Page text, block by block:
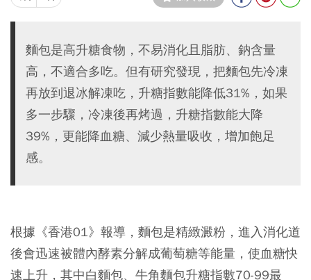
麵包是高升糖食物，不易消化且脂肪、鈉含量
高，不適合多吃。但有研究發現，把麵包先冷凍
再放到退冰解凍吃，升糖指數能降低31%，如果
多一步驟，冷凍後再烤過，升糖指數能大降
39%，更能降血糖、減少熱量吸收，增加飽足
感。
根據《香港01》報導，麵包是精緻澱粉，進入消化道
後會迅速被體內酵素分解成葡萄糖等能量，使血糖快
速上升，其中白麵包、牛角麵包升糖指數70-99最